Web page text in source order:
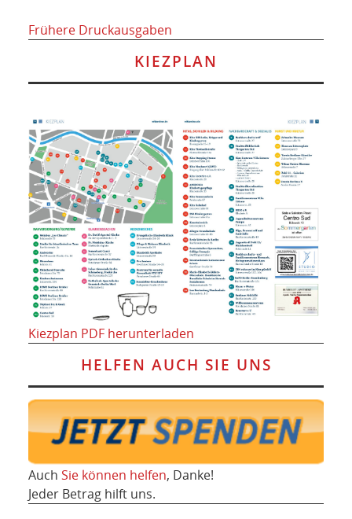
Frühere Druckausgaben
KIEZPLAN
Kiezplan PDF herunterladen
HELFEN AUCH SIE UNS
Auch Sie können helfen, Danke!
Jeder Betrag hilft uns.